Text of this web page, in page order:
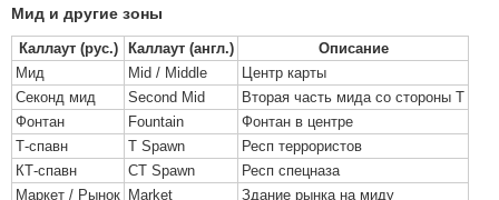
Мид и другие зоны
Каллаут (рус.) Каллаут (англ.)
Описание
Мид
Mid / Middle
Центр карты
Секонд мид
Second Mid
Вторая часть мида со стороны Т
Фонтан
Fountain
Фонтан в центре
Т-спавн
T Spawn
Респ террористов
КТ-спавн
CT Spawn
Респ спецназа
Маркет / Рынок Market Здание рынка на миду